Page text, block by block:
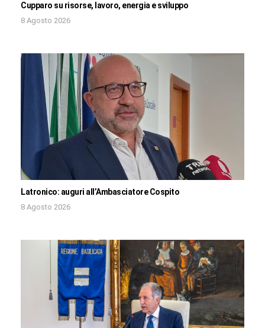
Cupparo su risorse, lavoro, energia e sviluppo
8 Agosto 2026
Latronico: auguri all’Ambasciatore Cospito
8 Agosto 2026